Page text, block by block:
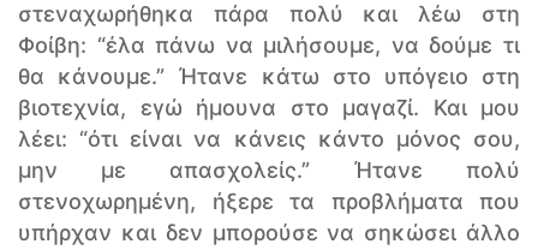
στεναχωρήθηκα πάρα πολύ και λέω στη
Φοίβη: “έλα πάνω να μιλήσουμε, να δούμε τι
θα κάνουμε.” Ήτανε κάτω στο υπόγειο στη
βιοτεχνία, εγώ ήμουνα στο μαγαζί. Και μου
λέει: “ότι είναι να κάνεις κάντο μόνος σου,
μην με απασχολείς.” Ήτανε πολύ
στενοχωρημένη, ήξερε τα προβλήματα που
υπήρχαν και δεν μπορούσε να σηκώσει άλλο